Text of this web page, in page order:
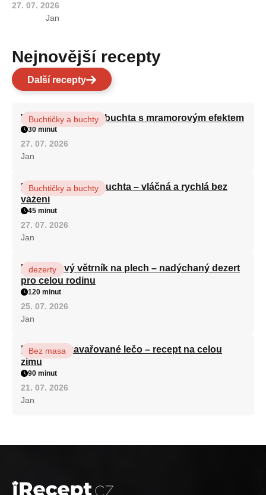
27. 07. 2026
Jan
Nejnovější recepty
Další recepty
Vláčná olejová litá buchta s mramorovým efektem
Buchtičky a buchty
30 minut
27. 07. 2026
Jan
Hrnková maková buchta – vláčná a rychlá bez
vážení
Buchtičky a buchty
45 minut
27. 07. 2026
Jan
Karamelový větrník na plech – nadýchaný dezert
pro celou rodinu
dezerty
120 minut
25. 07. 2026
Jan
Babiččino zavařované lečo – recept na celou
zimu
Bez masa
90 minut
21. 07. 2026
Jan